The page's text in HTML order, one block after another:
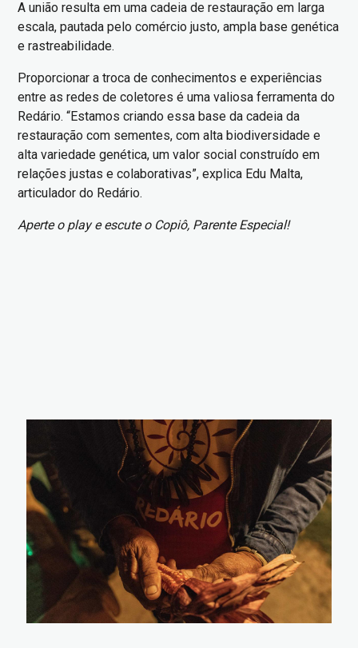
A união resulta em uma cadeia de restauração em larga
escala, pautada pelo comércio justo, ampla base genética
e rastreabilidade.
Proporcionar a troca de conhecimentos e experiências
entre as redes de coletores é uma valiosa ferramenta do
Redário. “Estamos criando essa base da cadeia da
restauração com sementes, com alta biodiversidade e
alta variedade genética, um valor social construído em
relações justas e colaborativas”, explica Edu Malta,
articulador do Redário.
Aperte o play e escute o Copiô, Parente Especial!